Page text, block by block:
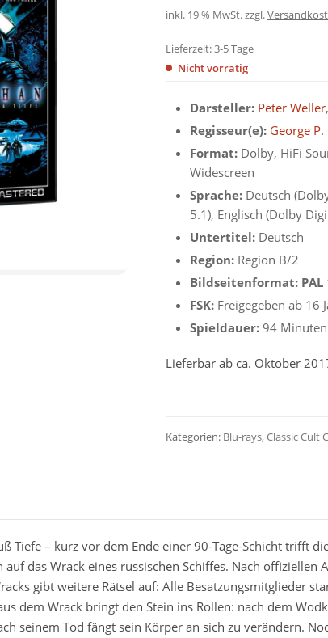
inkl. 19 % MwSt.zzgl.
Darsteller: Peter Weller,
Regisseur(e): George
Format:Dolby, HiFi
Widescreen
Sprache:Deutsch
5.1), Englisch (Dolby
Untertitel:Deutsch
Region:Region B/2
Bildseitenformat: PAL
FSK: Freigegeben ab 16
Spieldauer:94 Minuten
Lieferbar ab ca. Oktober
Lieferzeit:3-5 Tage
Nicht vorrätig
Kategorien: Blu-rays,Classic Cult
Tiefe – kurz vor dem Ende einer 90-Tage-Schicht trifft
das Wrack eines russischen Schiffes. Nach offiziellen
gibt weitere Rätsel auf: Alle Besatzungsmitglieder
dem Wrack bringt den Stein ins Rollen: nach dem
seinem Tod fängt sein Körper an sich zu verändern.